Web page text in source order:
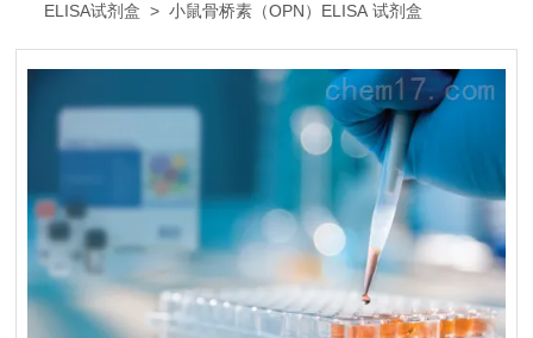
ELISA试剂盒 > 小鼠骨桥素（OPN）ELISA 试剂盒